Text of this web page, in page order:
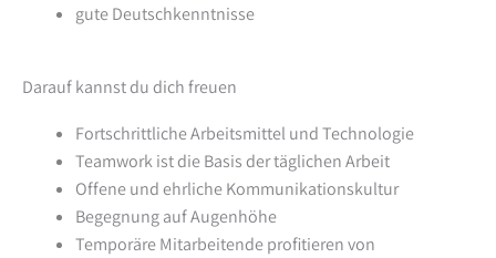
gute Deutschkenntnisse
Darauf kannst du dich freuen
Fortschrittliche Arbeitsmittel und Technologie
Teamwork ist die Basis der täglichen Arbeit
Offene und ehrliche Kommunikationskultur
Begegnung auf Augenhöhe
Temporäre Mitarbeitende profitieren von